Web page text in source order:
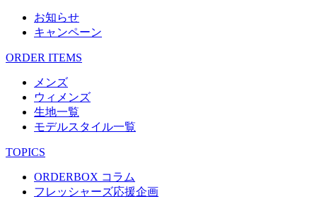
お知らせ
キャンペーン
ORDER ITEMS
メンズ
ウィメンズ
生地一覧
モデルスタイル一覧
TOPICS
ORDERBOX コラム
フレッシャーズ応援企画